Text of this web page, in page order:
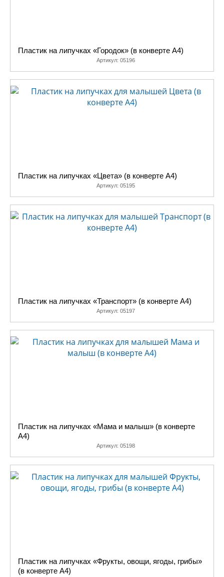
Пластик на липучках «Городок» (в конверте A4)
Артикул: 05196
Пластик на липучках «Цвета» (в конверте A4)
Артикул: 05195
Пластик на липучках «Транспорт» (в конверте A4)
Артикул: 05197
Пластик на липучках «Мама и малыш» (в конверте
A4)
Артикул: 05198
Пластик на липучках «Фрукты, овощи, ягоды, грибы»
(в конверте A4)